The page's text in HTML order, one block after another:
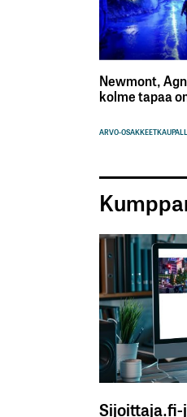
Newmont,
kolme tapaa
ARVO-OSAKKEET
Sijoittaja.fi-